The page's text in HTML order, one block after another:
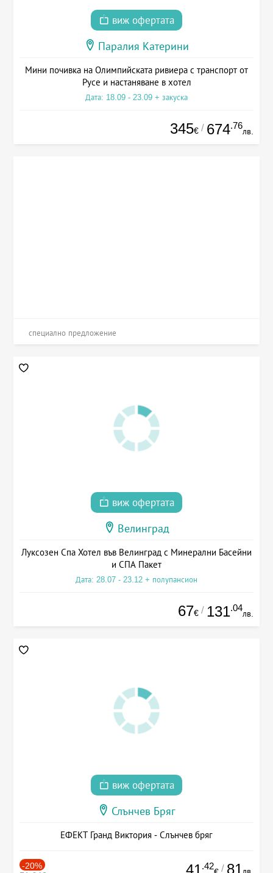
виж офертата
Паралия Катерини
Мини почивка на Олимпийската ривиера с транспорт от
Русе и настаняване в хотел
Дата: 18.09 - 23.09 + закуска
345€ / 674.76
лв.
специално предложение
виж офертата
Велинград
Луксозен Спа Хотел във Велинград с Минерални Басейни
и СПА Пакет
Дата: 28.07 - 23.12 + полупансион
67€ / 131.04
лв.
виж офертата
Слънчев Бряг
ЕФЕКТ Гранд Виктория - Слънчев бряг
-20% 41 .42 / 81